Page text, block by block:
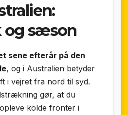
og sæson
sene efterår på den
, og i Australien betyder
i vejret fra nord til syd.
gør, at du
kolde fronter i